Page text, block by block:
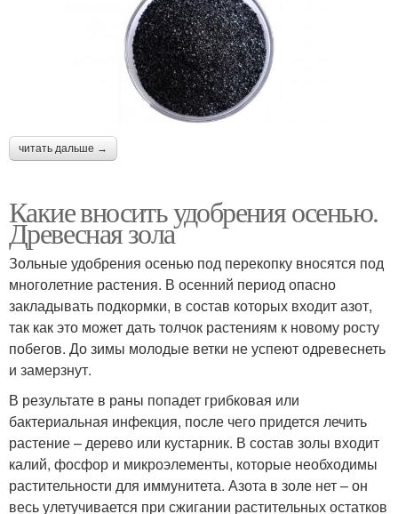
читать дальше →
Какие вносить удобрения осенью.
Древесная зола
Зольные удобрения осенью под перекопку вносятся под
многолетние растения. В осенний период опасно
закладывать подкормки, в состав которых входит азот,
так как это может дать толчок растениям к новому росту
побегов. До зимы молодые ветки не успеют одревеснеть
и замерзнут.
В результате в раны попадет грибковая или
бактериальная инфекция, после чего придется лечить
растение – дерево или кустарник. В состав золы входит
калий, фосфор и микроэлементы, которые необходимы
растительности для иммунитета. Азота в золе нет – он
весь улетучивается при сжигании растительных остатков